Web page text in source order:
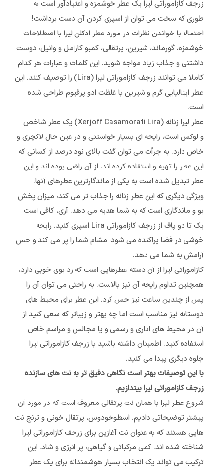
زرجف کازاموراتی لیرا یک عطر خوشمزه و اعتیادآور است به
طوری که سخت می توان از اسپری کردن آن دست برداشت!
احتمالا با خواندن نظرات در مورد عطر ادکلن لیرا با اصطلاحات
خوشمزه، گورماند، شیرین، پرتقالی، کمبو کارامل و وانیل، دوست
داشتنی و جذاب زیاد مواجه شوید. این کلمات و عبارات هر کدام
کاملا می توانند زرجف کازاموراتی لیرا (Lira) را توصیف کنند. این
عطر ایتالیایی گرم و شیرین با غلظت ادو پرفیوم طراحی شده
است.
عطر لیرا زنانه (Xerjoff Casamorati Lira) یک عطر شاخص
و لوکس است، رایحه ای بسیار خواستنی و در عین حال لاکچری و
خاص دارد. به جرأت می توان گفت بالای نود درصد از کسانی که
این عطر را تهیه و استفاده کرده اند، از آن راضی بوده اند و این
عطر تبدیل شده است به یکی از ماندگارترین عطرهای آنها.
ویژگی دیگری که این عطر زنانه را جذاب تر می کند، میزان پخش
بو و ماندگاری است که به شما هدیه می دهد. آری، کافی است
یک تا دو پاف از زرجف کازاموراتی Lira اسپری کنید. رایحه
خوشی در فضا پراکنده می شود، مشام شما را پر می کند و حس
آرامش به شما می دهد.
کازاموراتی لیرا از آن دسته عطرهایی است که رد بوی خوبی دارد،
همچنین تداوم رایحه آن نیز بالاست. به راحتی می توان آن را
پس از چندین ساعت نیز حس کرد. این عطر برای محیط های
دوستانه نیز مناسب است اما چه بهتر و زیباتر که سعی کنید از
آن در محیط های اداری و رسمی و یا مجالس و مراسم خاص
استفاده کنید. اطمینان داشته باشید با زرجف کازاموراتی لیرا
جلوه دیگری پیدا می کنید.
با این توصیفات بهتر است نگاهی دقیق تر به نت های سازنده
زرجف کازاموراتی لیرا بیندازیم.
شروع عطر لیرا با همان نت پرتقالی معروف است که در مورد آن
پیشتر توضیحاتی دادیم. اسطوخودوس، پرتقال خونی و ترنج نت
هایی هستند که به عنوان نت آغازین برای زرجف کازاموراتی لیرا
شناخته شده اند. کمی مرکباتی و گیاهی، پر انرژی و شاد. این
ترکیب می تواند یک انتخاب بسیار هوشمندانه برای یک عطر